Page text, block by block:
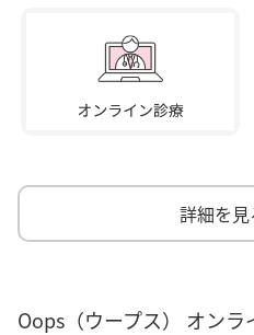
詳細を見
Oops（ウープス） オンラ